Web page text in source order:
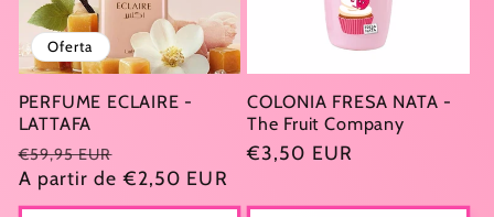
Oferta
PERFUME ECLAIRE -
LATTAFA
Precio
habitual
€59,95 EUR
de
oferta
A partir de €2,50 EUR
COLONIA FRESA NATA -
The Fruit Company
Precio
€3,50 EUR